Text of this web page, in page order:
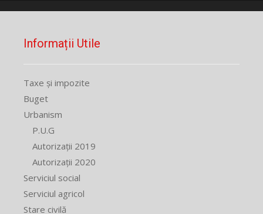
Informații Utile
Taxe și impozite
Buget
Urbanism
P.U.G
Autorizații 2019
Autorizații 2020
Serviciul social
Serviciul agricol
Stare civilă